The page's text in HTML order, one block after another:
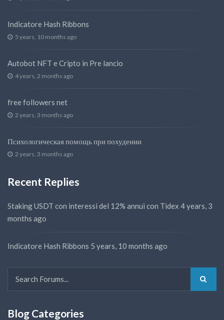
Indicatore Hash Ribbons
5 years, 10 months ago
Autobot NFT e Cripto in Pre lancio
4 years, 2 months ago
free followers net
2 years, 3 months ago
Психологическая помощь при похудении
2 years, 3 months ago
Recent Replies
Staking USDT con interessi del 12% annui con Tidex 4 years, 3
months ago
Indicatore Hash Ribbons 5 years, 10 months ago
Blog Categories